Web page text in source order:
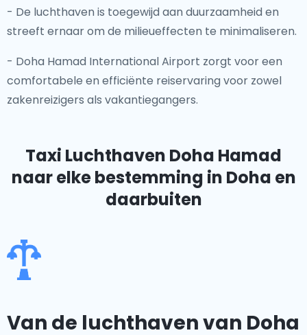
- De luchthaven is toegewijd aan duurzaamheid en
streeft ernaar om de milieueffecten te minimaliseren.
- Doha Hamad International Airport zorgt voor een
comfortabele en efficiënte reiservaring voor zowel
zakenreizigers als vakantiegangers.
Taxi Luchthaven Doha Hamad
naar elke bestemming in Doha en
daarbuiten
Van de luchthaven van Doha